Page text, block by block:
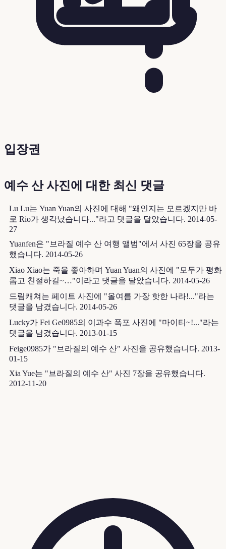
입장권
예수 산 사진에 대한 최신 댓글
Lu Lu는 Yuan Yuan의 사진에 대해 "왜인지는 모르겠지만 바
로 Rio가 생각났습니다..."라고 댓글을 달았습니다. 2014-05-
27
Yuanfen은 "브라질 예수 산 여행 앨범"에서 사진 65장을 공유
했습니다. 2014-05-26
Xiao Xiao는 죽을 좋아하며 Yuan Yuan의 사진에 "모두가 평화
롭고 친절하길~…"이라고 댓글을 달았습니다. 2014-05-26
드림캐쳐는 페이트 사진에 "올여름 가장 핫한 나라!..."라는
댓글을 남겼습니다. 2014-05-26
Lucky가 Fei Ge0985의 이과수 폭포 사진에 "마이티~!..."라는
댓글을 남겼습니다. 2013-01-15
Feige0985가 "브라질의 예수 산" 사진을 공유했습니다. 2013-
01-15
Xia Yue는 "브라질의 예수 산" 사진 7장을 공유했습니다.
2012-11-20